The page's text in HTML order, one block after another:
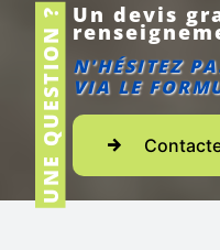
UNE QUESTION ? Un devis
N'HÉSITEZ
VIA LE